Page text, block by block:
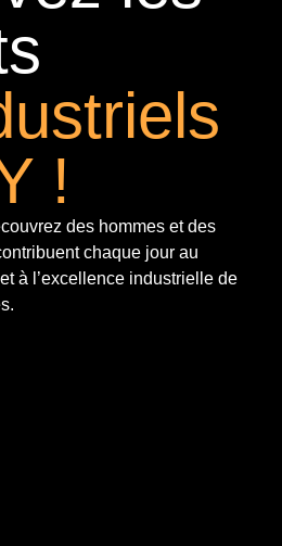
!
des hommes et des
chaque jour au
à l’excellence industrielle de